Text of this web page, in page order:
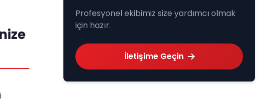
Profesyonel ekibimiz size yardımcı olmak
için hazır.
İletişime Geçin